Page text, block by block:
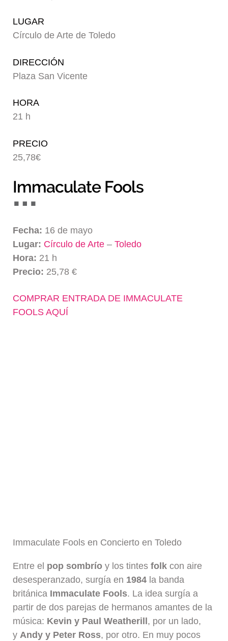
LUGAR
Círculo de Arte de Toledo
DIRECCIÓN
Plaza San Vicente
HORA
21 h
PRECIO
25,78€
Immaculate Fools
Fecha: 16 de mayo
Lugar: Círculo de Arte –Toledo
Hora: 21 h
Precio: 25,78 €
COMPRAR ENTRADA DE IMMACULATE
FOOLS AQUÍ
Immaculate Fools en Concierto en Toledo
Entre el pop sombrío y los tintes folk con aire
desesperanzado, surgía en 1984 la banda
británica Immaculate Fools. La idea surgía a
partir de dos parejas de hermanos amantes de la
música: Kevin y Paul Weatherill, por un lado,
y Andy y Peter Ross, por otro. En muy pocos